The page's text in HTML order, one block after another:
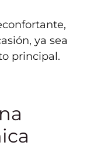
ya sea
principal.